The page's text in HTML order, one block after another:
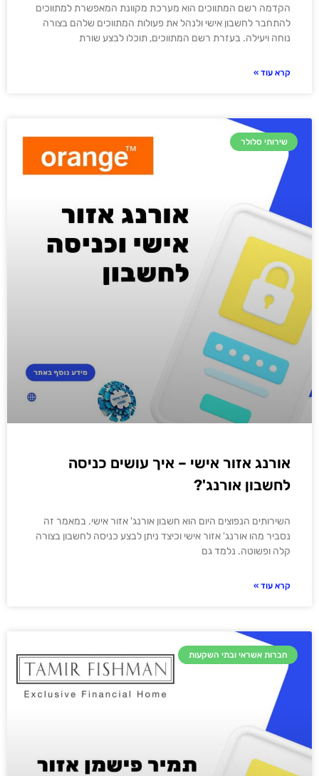
הקדמה רשם המתווכים הוא מערכת מקוונת המאפשרת למתווכים
להתחבר לחשבון אישי ולנהל את פעולות המתווכים שלהם בצורה
נוחה ויעילה. בעזרת רשם המתווכים, תוכלו לבצע שורת
קרא עוד »
שירותי סלולר
אורנג אזור אישי – איך עושים כניסה
לחשבון אורנג'?
השירותים הנפוצים היום הוא חשבון אורנג' אזור אישי. במאמר זה
נסביר מהו אורנג' אזור אישי וכיצד ניתן לבצע כניסה לחשבון בצורה
קלה ופשוטה. נלמד גם
קרא עוד »
חברות אשראי ובתי השקעות